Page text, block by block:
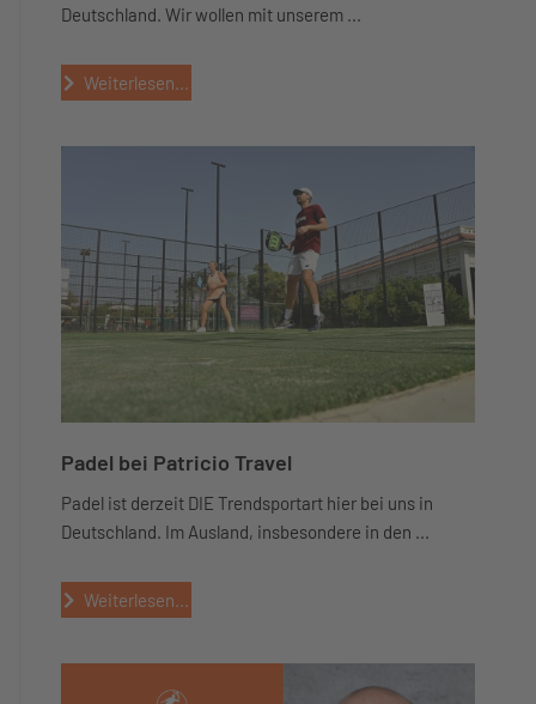
Deutschland. Wir wollen mit unserem ...
Weiterlesen...
Padel bei Patricio Travel
Padel ist derzeit DIE Trendsportart hier bei uns in
Deutschland. Im Ausland, insbesondere in den ...
Weiterlesen...